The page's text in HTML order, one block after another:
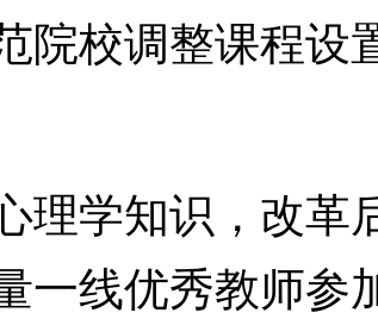
院校调整课程设
学知识，改革
一线优秀教师参